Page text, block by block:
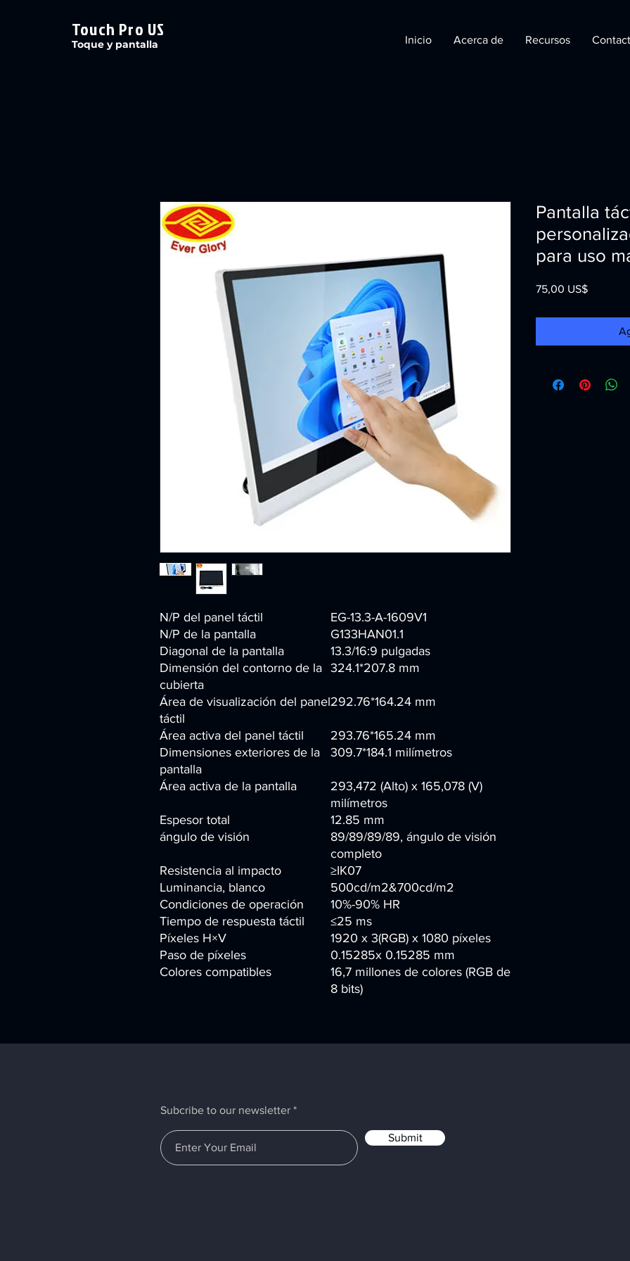
Touch Pro US
Toque y pantalla Inicio Acerca de Recursos
N/P del panel táctil
EG-13.3-A-1609V1
N/P de la pantalla
G133HAN01.1
Diagonal de la pantalla
13.3/16:9 pulgadas
Dimensión del contorno de la
cubierta
324.1*207.8 mm
Área de visualización del panel
táctil
292.76*164.24 mm
Área activa del panel táctil
293.76*165.24 mm
Dimensiones exteriores de la
pantalla
309.7*184.1 milímetros
Área activa de la pantalla
293,472 (Alto) x 165,078 (V)
milímetros
Espesor total
12.85 mm
ángulo de visión
89/89/89/89, ángulo de visión
completo
Resistencia al impacto
≥IK07
Luminancia, blanco
500cd/m2&700cd/m2
Condiciones de operación
10%-90% HR
Tiempo de respuesta táctil
≤25 ms
Píxeles H×V
1920 x 3(RGB) x 1080 píxeles
Paso de píxeles
0.15285x 0.15285 mm
Colores compatibles
16,7 millones de colores (RGB de
8 bits)
Pantalla
para uso
75,00 US$Precio
Subcribe to our newsletter
Submit